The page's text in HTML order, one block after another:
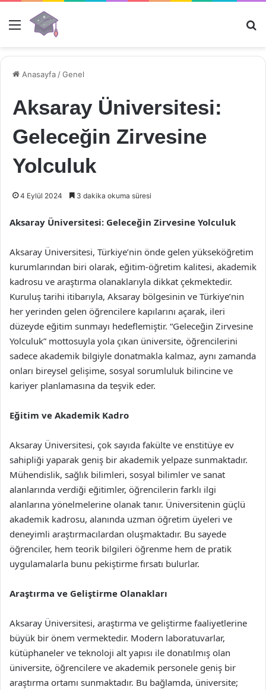
Menü
Anasayfa /Genel
Aksaray Üniversitesi:
Geleceğin Zirvesine
Yolculuk
4 Eylül 2024 3 dakika okuma süresi
Aksaray Üniversitesi: Geleceğin Zirvesine Yolculuk
Aksaray Üniversitesi, Türkiye’nin önde gelen yükseköğretim
kurumlarından biri olarak, eğitim-öğretim kalitesi, akademik
kadrosu ve araştırma olanaklarıyla dikkat çekmektedir.
Kuruluş tarihi itibarıyla, Aksaray bölgesinin ve Türkiye’nin
her yerinden gelen öğrencilere kapılarını açarak, ileri
düzeyde eğitim sunmayı hedeflemiştir. “Geleceğin Zirvesine
Yolculuk” mottosuyla yola çıkan üniversite, öğrencilerini
sadece akademik bilgiyle donatmakla kalmaz, aynı zamanda
onları bireysel gelişime, sosyal sorumluluk bilincine ve
kariyer planlamasına da teşvik eder.
Eğitim ve Akademik Kadro
Aksaray Üniversitesi, çok sayıda fakülte ve enstitüye ev
sahipliği yaparak geniş bir akademik yelpaze sunmaktadır.
Mühendislik, sağlık bilimleri, sosyal bilimler ve sanat
alanlarında verdiği eğitimler, öğrencilerin farklı ilgi
alanlarına yönelmelerine olanak tanır. Üniversitenin güçlü
akademik kadrosu, alanında uzman öğretim üyeleri ve
deneyimli araştırmacılardan oluşmaktadır. Bu sayede
öğrenciler, hem teorik bilgileri öğrenme hem de pratik
uygulamalarla bunu pekiştirme fırsatı bulurlar.
Araştırma ve Geliştirme Olanakları
Aksaray Üniversitesi, araştırma ve geliştirme faaliyetlerine
büyük bir önem vermektedir. Modern laboratuvarlar,
kütüphaneler ve teknoloji alt yapısı ile donatılmış olan
üniversite, öğrencilere ve akademik personele geniş bir
araştırma ortamı sunmaktadır. Bu bağlamda, üniversite;